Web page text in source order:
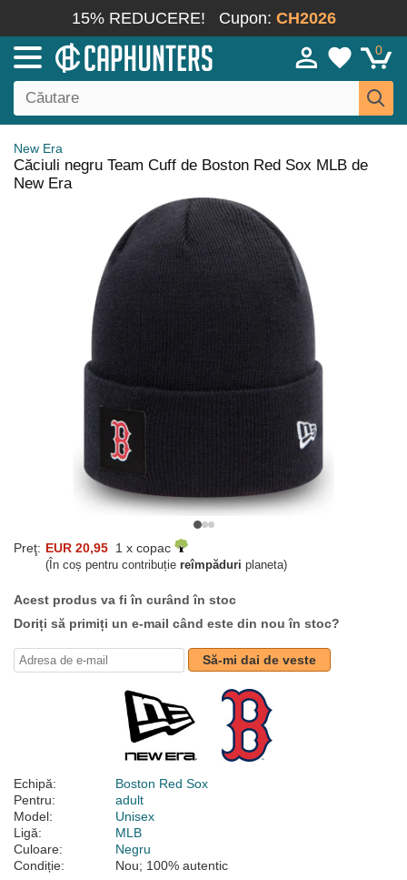
15% REDUCERE! Cupon: CH2026
0
New Era
Căciuli negru Team Cuff de Boston Red Sox MLB de
New Era
Preţ: EUR 20,95 1 x copac
(În coș pentru contribuție reîmpăduri planeta)
Acest produs va fi în curând în stoc
Doriți să primiți un e-mail când este din nou în stoc?
Să-mi dai de veste
Echipă:
Boston Red Sox
Pentru:
adult
Model:
Unisex
Ligă:
MLB
Culoare:
Negru
Condiție:
Nou; 100% autentic